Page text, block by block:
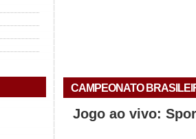
CAMPEONATO
Jogo ao vivo: